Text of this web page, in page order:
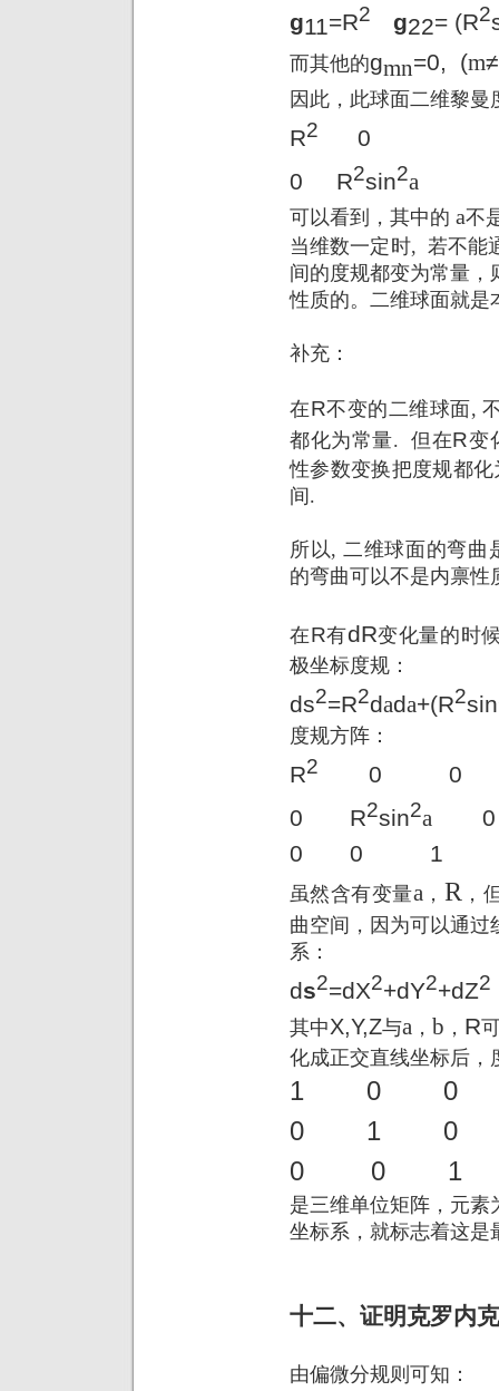
g11=R2 g22= (R2
而其他的gmn=0, (m≠
因此，此球面二维黎曼
R2
0
0
R2sin2a
可以看到，其中的 a不
当维数一定时, 若不能
间的度规都变为常量
性质的。二维球面就是
补充：
在R不变的二维球面,
都化为常量.但在R变
性参数变换把度规都化
间.
所以, 二维球面的弯曲
的弯曲可以不是内禀性
在R有dR变化量的时
极坐标度规：
ds2=R2dada+(R2sin
度规方阵：
R2 0
0
0
R2sin2a
0
0
0 1
虽然含有变量a， R，
曲空间，因为可以通
系：
ds2=dX2+dY2+dZ2
其中X,Y,Z与a ， b ， R
化成正交直线坐标后，
1 0 0
0 1 0
0
0 1
是三维单位矩阵，元
坐标系，就标志着这是
十二、证明克罗内
由偏微分规则可知：